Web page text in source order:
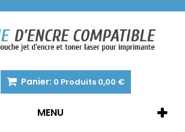
Panier: 0 Produits 0,00 €
MENU